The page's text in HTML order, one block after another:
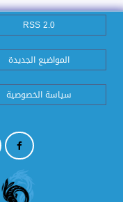
RSS 2.0
المواضيع الجديدة
سياسة الخصوصية